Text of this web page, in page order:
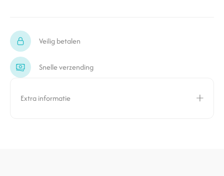
Veilig betalen
Snelle verzending
Extra informatie